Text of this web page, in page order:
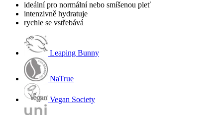
ideální pro normální nebo smíšenou pleť
intenzivně hydratuje
rychle se vstřebává
Leaping Bunny
NaTrue
Vegan Society